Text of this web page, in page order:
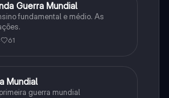
Guerra Mundial
fundamental e médio. As
61
Mundial
guerra mundial